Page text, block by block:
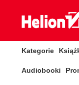
Kategorie
Audiobooki